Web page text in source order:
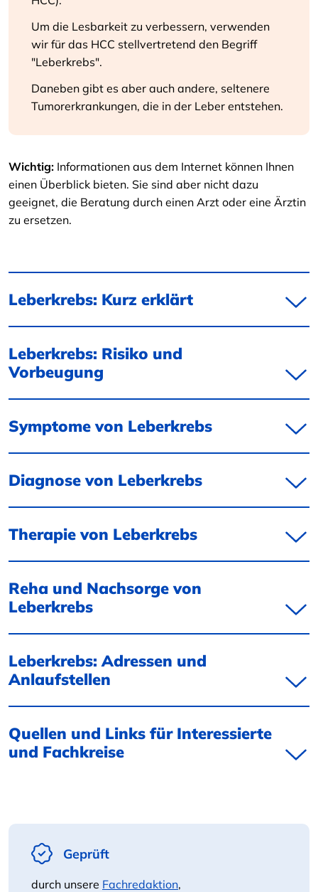
Um die Lesbarkeit zu verbessern, verwenden
wir für das HCC stellvertretend den Begriff
"Leberkrebs".
Daneben gibt es aber auch andere, seltenere
Tumorerkrankungen, die in der Leber entstehen.
Wichtig: Informationen aus dem Internet können Ihnen
einen Überblick bieten. Sie sind aber nicht dazu
geeignet, die Beratung durch einen Arzt oder eine Ärztin
zu ersetzen.
Leberkrebs: Kurz erklärt
Leberkrebs: Risiko und
Vorbeugung
Symptome von Leberkrebs
Diagnose von Leberkrebs
Therapie von Leberkrebs
Reha und Nachsorge von
Leberkrebs
Leberkrebs: Adressen und
Anlaufstellen
Quellen und Links für Interessierte
und Fachkreise
Geprüft
durch unsere Fachredaktion,